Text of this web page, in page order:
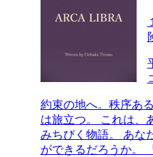
約束の地へ。秩序あ
は旅立つ。 これは、
みちびく物語。 あな
ができるだろうか。